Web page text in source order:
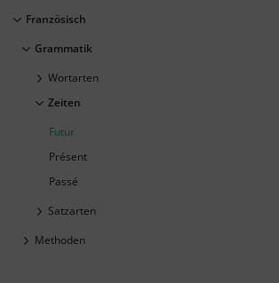
Französisch
Grammatik
Wortarten
Zeiten
Futur
Présent
Passé
Satzarten
Methoden